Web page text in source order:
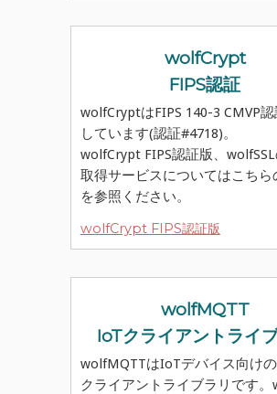
wolfCrypt
FIPS認証
wolfCryptはFIPS 140-3 CMVP
しています(認証#4718)。
wolfCrypt FIPS認証版、
取得サービスについてはこちら
を参照ください。
wolfCrypt FIPS認証版
wolfMQTT
IoTクライアントライ
wolfMQTTはIoTデバイス向け
クライアントライブラリです。